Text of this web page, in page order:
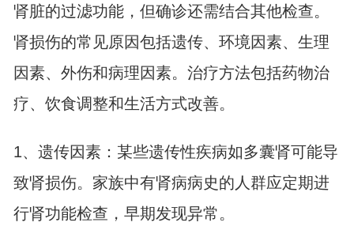
肾脏的过滤功能，但确诊还需结合其他检查。
肾损伤的常见原因包括遗传、环境因素、生理
因素、外伤和病理因素。治疗方法包括药物治
疗、饮食调整和生活方式改善。
1、遗传因素：某些遗传性疾病如多囊肾可能导
致肾损伤。家族中有肾病病史的人群应定期进
行肾功能检查，早期发现异常。